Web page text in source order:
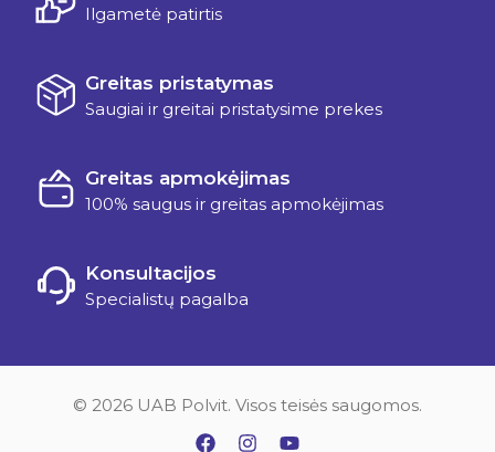
Ilgametė patirtis
Greitas pristatymas
Saugiai ir greitai pristatysime prekes
Greitas apmokėjimas
100% saugus ir greitas apmokėjimas
Konsultacijos
Specialistų pagalba
© 2026 UAB Polvit. Visos teisės saugomos.